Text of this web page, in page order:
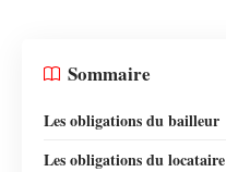
Sommaire
Les obligations du bailleur
Les obligations du locataire